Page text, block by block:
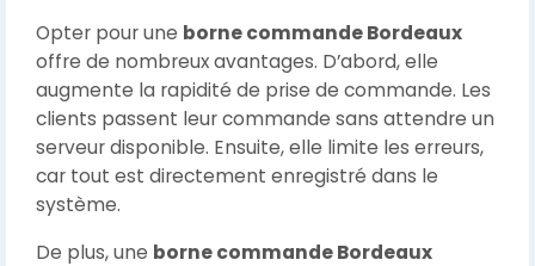
Opter pour une borne commande Bordeaux
offre de nombreux avantages. D’abord, elle
augmente la rapidité de prise de commande. Les
clients passent leur commande sans attendre un
serveur disponible. Ensuite, elle limite les erreurs,
car tout est directement enregistré dans le
système.
De plus, une borne commande Bordeaux